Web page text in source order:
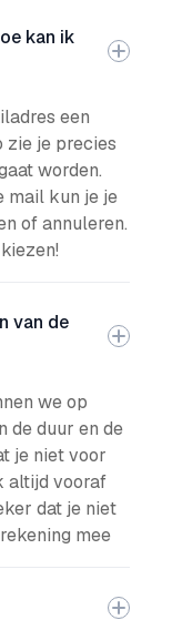
kan ik
een
zie je precies
worden.
mail kun je je
of annuleren.
van de
we op
de duur en de
je niet voor
altijd vooraf
dat je niet
mee